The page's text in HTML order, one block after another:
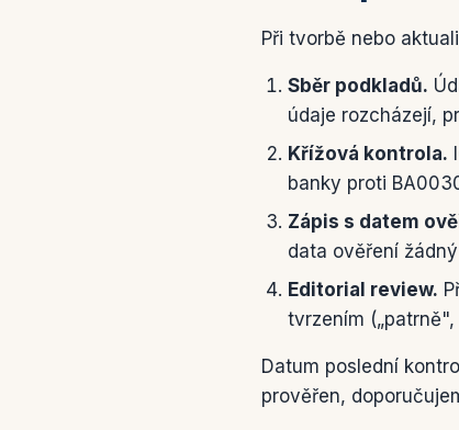
Při tvorbě nebo
Sběr podkladů.
údaje rozcházejí,
Křížová kontrola.
banky proti
Zápis s datem
data ověření
Editorial review.
tvrzením
Datum poslední
prověřen,